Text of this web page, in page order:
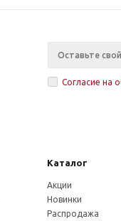
Согласие на
Каталог
Акции
Новинки
Распродажа